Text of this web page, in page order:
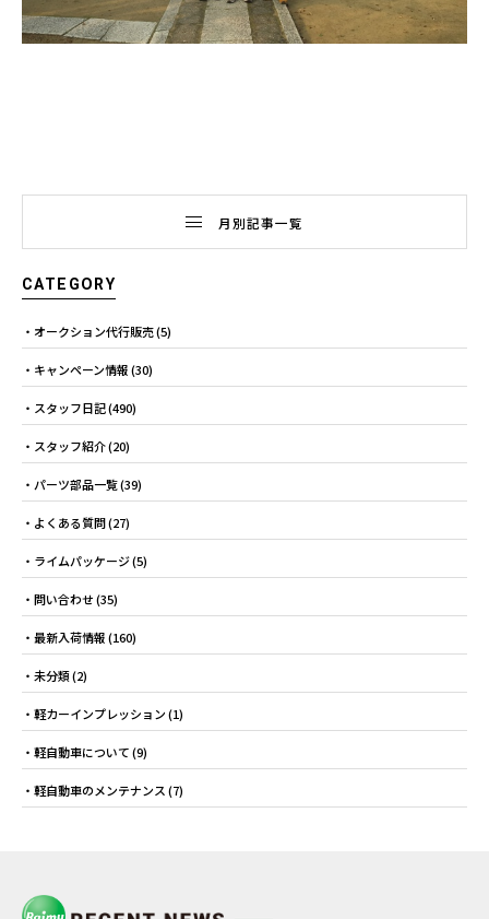
月別記事一覧
CATEGORY
オークション代行販売(5)
キャンペーン情報(30)
スタッフ日記(490)
スタッフ紹介(20)
パーツ部品一覧(39)
よくある質問(27)
ライムパッケージ(5)
問い合わせ(35)
最新入荷情報(160)
未分類(2)
軽カーインプレッション(1)
軽自動車について(9)
軽自動車のメンテナンス(7)